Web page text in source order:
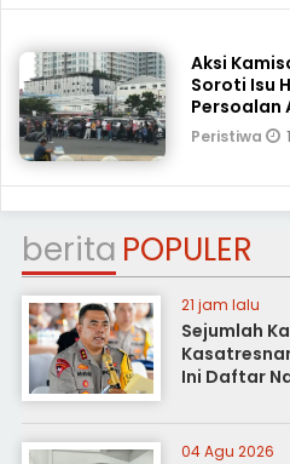
Aksi
Soroti Isu
Persoalan
Peristiwa
berita POPULER
21 jam lalu
Sejumlah
Ini Daftar
04 Agu 2026